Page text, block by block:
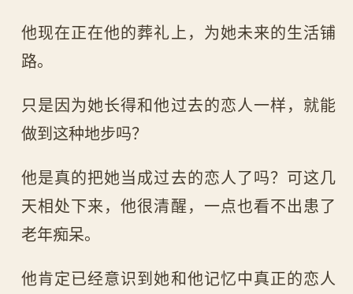
他现在正在他的葬礼上，为她未来的生活铺
路。
只是因为她长得和他过去的恋人一样，就能
做到这种地步吗？
他是真的把她当成过去的恋人了吗？可这几
天相处下来，他很清醒，一点也看不出患了
老年痴呆。
他肯定已经意识到她和他记忆中真正的恋人